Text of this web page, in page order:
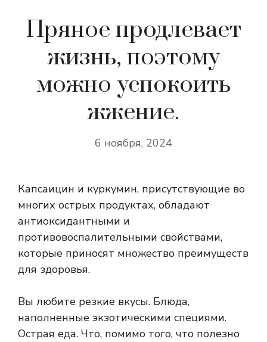
Пряное продлевает
жизнь, поэтому
можно успокоить
жжение.
6 ноября, 2024
Капсаицин и куркумин, присутствующие во
многих острых продуктах, обладают
антиоксидантными и
противовоспалительными свойствами,
которые приносят множество преимуществ
для здоровья.
Вы любите резкие вкусы. Блюда,
наполненные экзотическими специями.
Острая еда. Что, помимо того, что полезно